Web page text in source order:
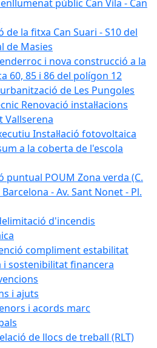
públic Can Vila - Can
de la fitxa Can Suari - S10 del
de Masies
i nova construcció a la
60, 85 i 86 del polígon 12
de Les Pungoles
Renovació instal·lacions
Vallserena
Instal·lació fotovoltaica
a la coberta de l'escola
puntual POUM Zona verda (C.
- Av. Sant Nonet - Pl.
d'incendis
compliment estabilitat
i sostenibilitat financera
i ajuts
i acords marc
de llocs de treball (RLT)